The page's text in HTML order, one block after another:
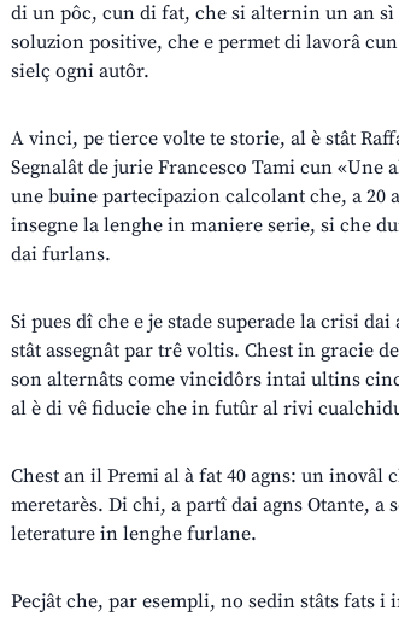
di un pôc, cun di fat, che si alternin un an sì
soluzion positive, che e permet di lavorâ
sielç ogni autôr.
A vinci, pe tierce volte te storie, al è stât
Segnalât de jurie Francesco Tami cun «Une
une buine partecipazion calcolant che, a 20
insegne la lenghe in maniere serie, si che
dai furlans.
Si pues dî che e je stade superade la crisi
stât assegnât par trê voltis. Chest in gracie
son alternâts come vincidôrs intai ultins
al è di vê fiducie che in futûr al rivi
Chest an il Premi al à fat 40 agns: un inovâl
meretarès. Di chi, a partî dai agns Otante, a
leterature in lenghe furlane.
Pecjât che, par esempli, no sedin stâts fats